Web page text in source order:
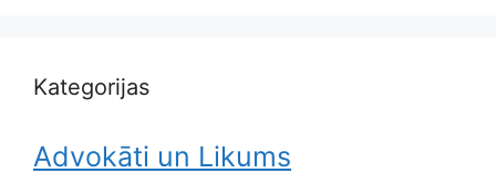
Kategorijas
Advokāti un Likums